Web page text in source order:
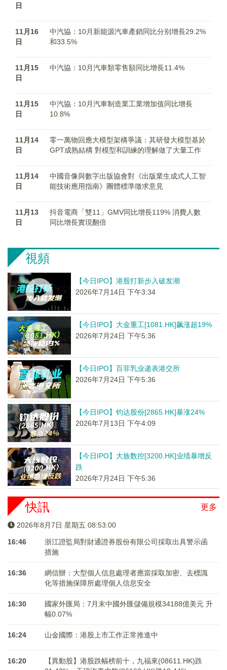
日
11月16
日
中汽協：10月新能源汽車產銷同比分别增長29.2%
和33.5%
11月15
日
中汽協：10月汽車類零售額同比增長11.4%
11月15
日
中汽協：10月汽車制造業工業增加值同比增長
10.8%
11月14
日
零一萬物回應大模型架構爭議：其研發大模型基於
GPT成熟結構 對模型和訓練的理解做了大量工作
11月14
日
中國音像與數字出版協會對《出版業生成式人工智
能技術應用指南》團體標準徵求意見
11月13
日
抖音電商「雙11」GMV同比增長119% 消費人數
同比增長實現翻倍
視頻
【今日IPO】港股打新步入破发潮
2026年7月14日 下午3:34
【今日IPO】大金重工[1081.HK]飙涨超19%
2026年7月24日 下午5:36
【今日IPO】百菲乳业递表港交所
2026年7月24日 下午5:36
【今日IPO】钧达股份[2865.HK]暴涨24%
2026年7月13日 下午4:09
【今日IPO】大族数控[3200.HK]业绩暴增反
跌
2026年7月24日 下午5:36
更多
快訊
2026年8月7日 星期五 08:53:00
16:46
浙江證監局對財通證券股份有限公司採取出具警示函
措施
16:36
網信辦：大型個人信息處理者應當採取加密、去標識
化等措施保障所處理個人信息安全
16:30
國家外匯局：7月末中國外匯儲備規模34188億美元 升
幅0.07%
16:24 山金國際：港股上市工作正常推進中
16:20
【異動股】港股跌幅榜前十，九福來(08611.HK)跌